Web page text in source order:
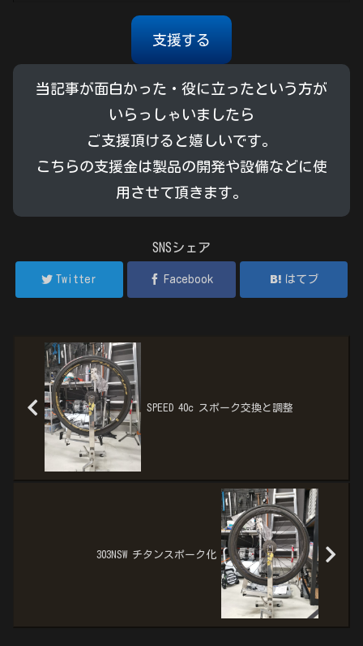
支援する
当記事が面白かった・役に立ったという方が
いらっしゃいましたら
ご支援頂けると嬉しいです。
こちらの支援金は製品の開発や設備などに使
用させて頂きます。
SNSシェア
Twitter Facebook はてブ
SPEED 40c スポーク交換と調整
303NSW チタンスポーク化